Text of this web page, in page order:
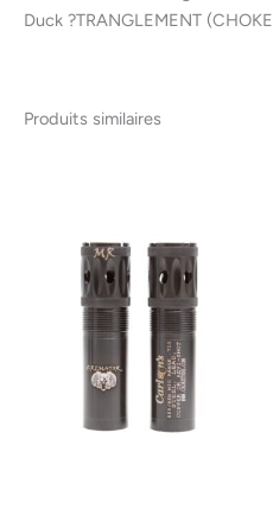
Duck ?TRANGLEMENT
Produits similaires